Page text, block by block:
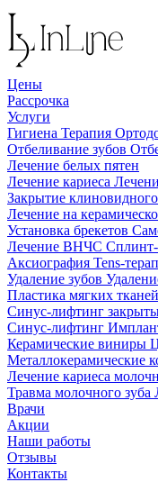
Цены
Рассрочка
Услуги
Гигиена Терапия
Отбеливание зубов
Лечение белых пятен
Лечение кариеса
Закрытие
Лечение на
Установка брекетов
Лечение ВНЧС
Аксиография Tens-
Удаление зубов
Пластика мягких тканей
Синус-лифтинг
Синус-лифтинг
Керамические виниры
Металлокерамические
Лечение кариеса
Травма молочного зуба
Врачи
Акции
Наши работы
Отзывы
Контакты